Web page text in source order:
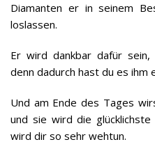
Diamanten er in seinem
loslassen.
Er wird dankbar dafür
denn dadurch hast du es ihm
Und am Ende des Tages
und sie wird die
wird dir so sehr wehtun.